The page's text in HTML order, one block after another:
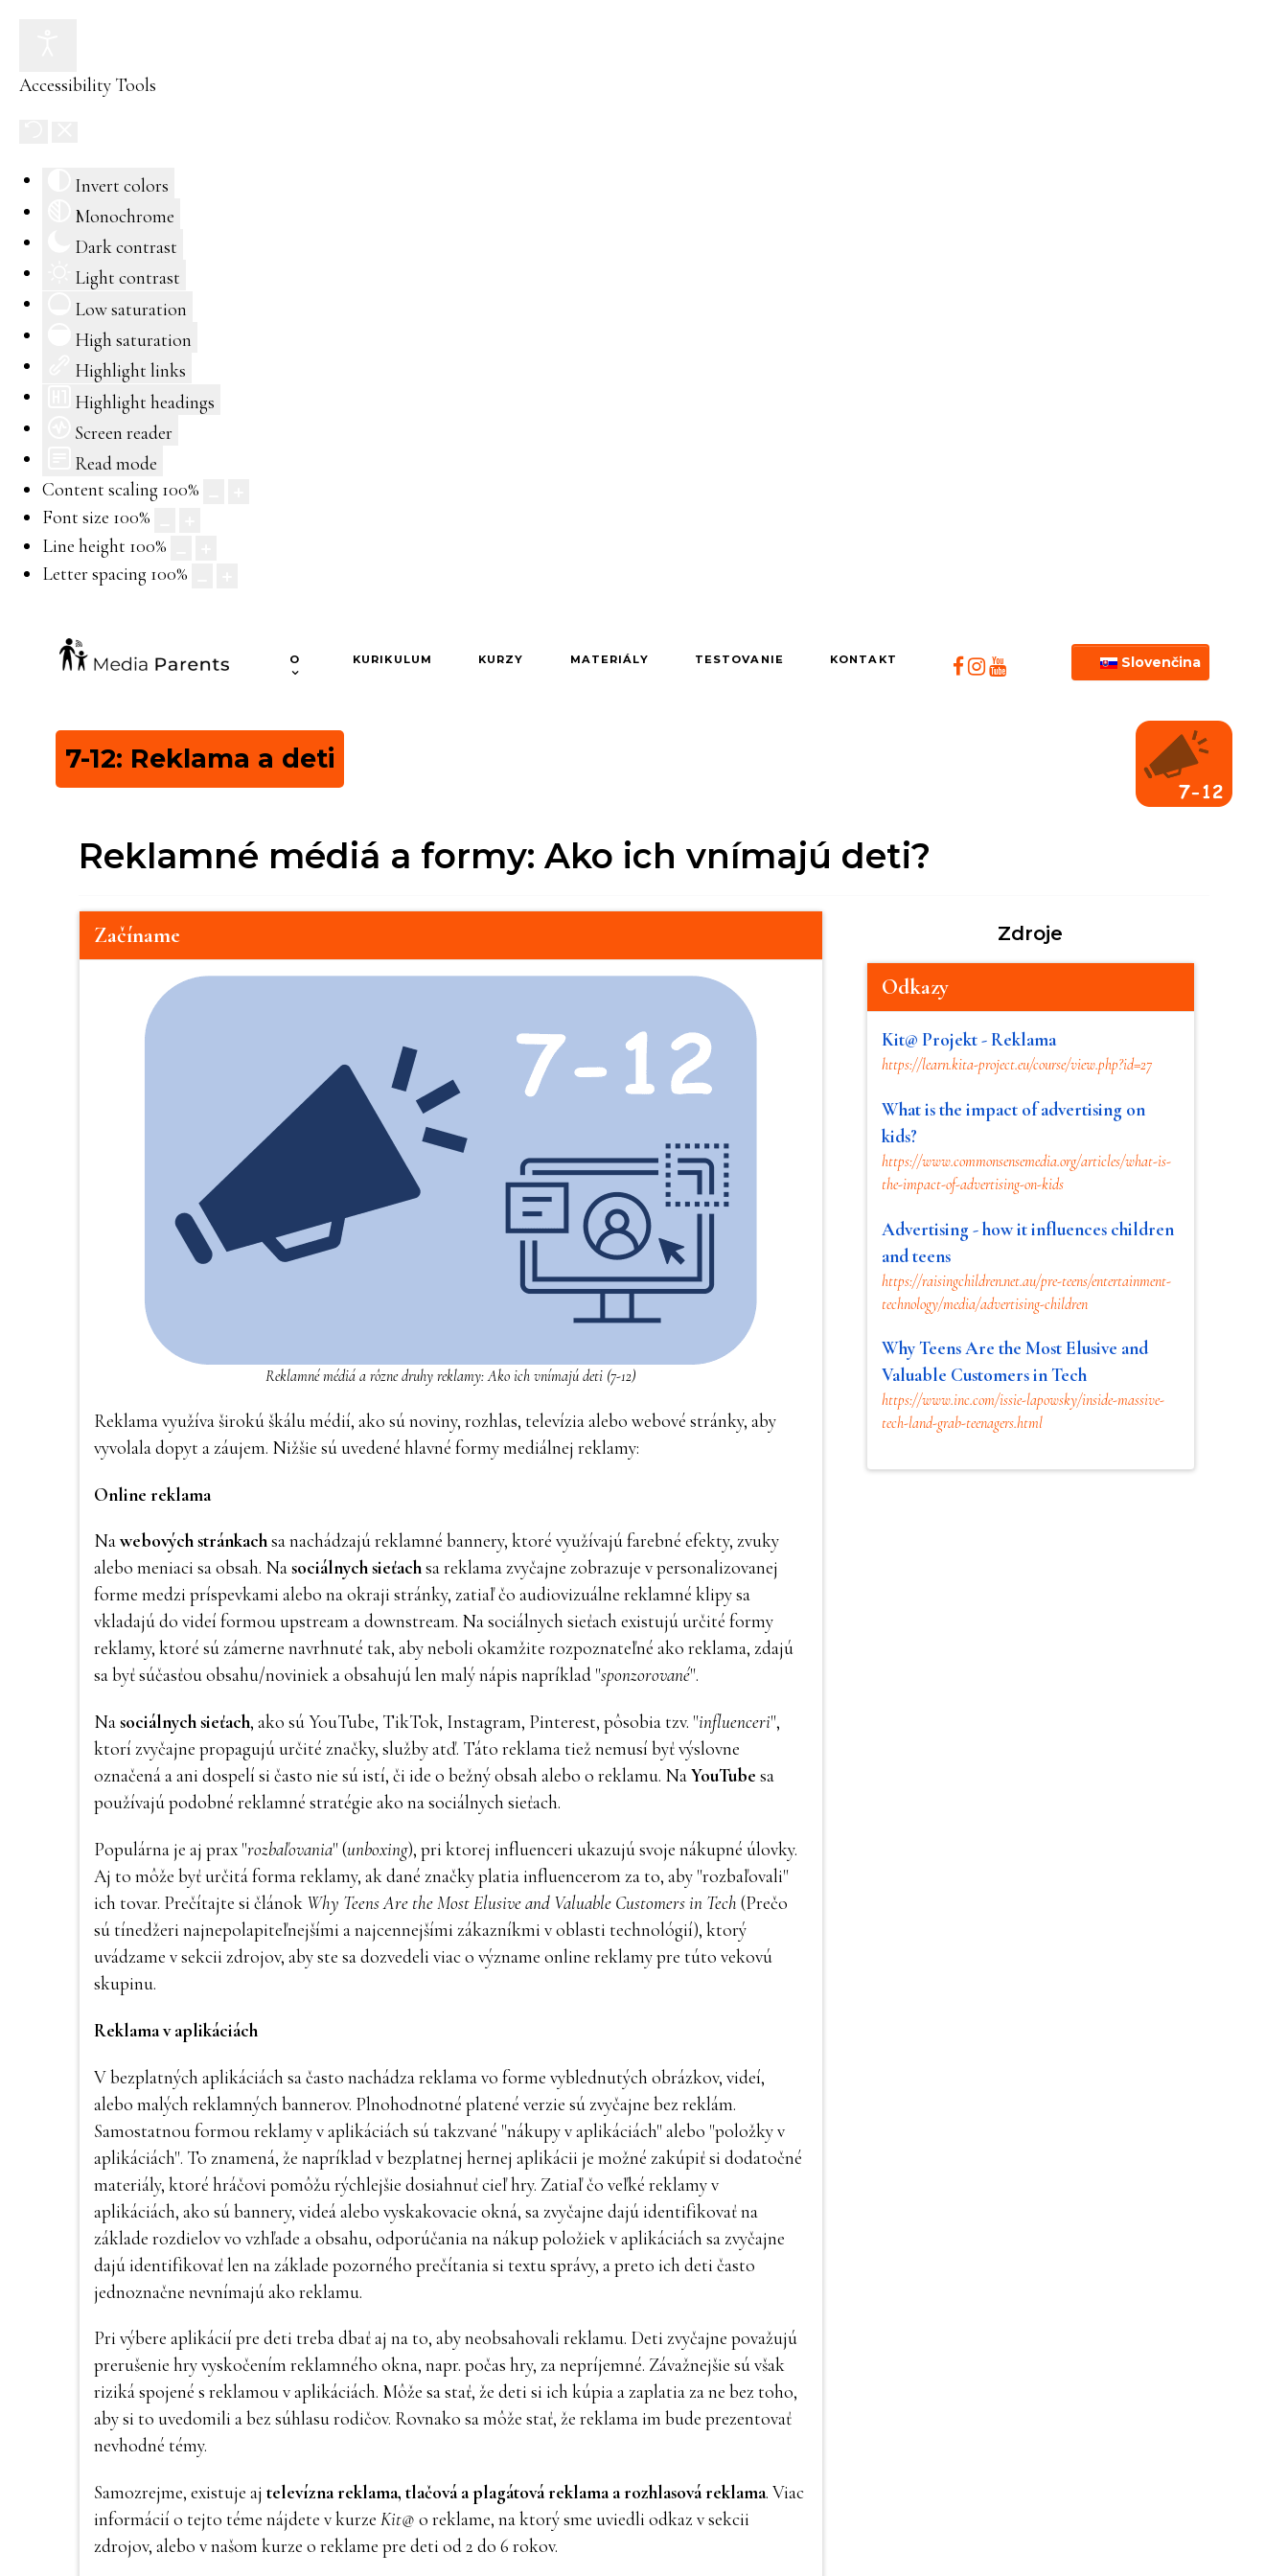
Accessibility Tools
Invert colors
Monochrome
Dark contrast
Light contrast
Low saturation
High saturation
Highlight links
Highlight headings
Screen reader
Read mode
Content scaling 100%
Font size 100%
Line height 100%
Letter spacing 100%
O KURIKULUM KURZY MATERIÁLY TESTOVANIE KONTAKT Slovenčina
7-12: Reklama a deti
Reklamné médiá a formy: Ako ich vnímajú deti?
Začíname
Reklamné médiá a rôzne druhy reklamy: Ako ich vnímajú deti (7-12)
Reklama využíva širokú škálu médií, ako sú noviny, rozhlas, televízia alebo webové stránky, aby
vyvolala dopyt a záujem. Nižšie sú uvedené hlavné formy mediálnej reklamy:
Online reklama
Nawebových stránkachsa nachádzajú reklamné bannery, ktoré využívajú farebné efekty, zvuky
alebo meniaci sa obsah. Nasociálnych sieťachsa reklama zvyčajne zobrazuje v personalizovanej
forme medzi príspevkami alebo na okraji stránky, zatiaľ čo audiovizuálne reklamné klipy sa
vkladajú do videí formou upstream a downstream. Na sociálnych sieťach existujú určité formy
reklamy, ktoré sú zámerne navrhnuté tak, aby neboli okamžite rozpoznateľné ako reklama, zdajú
sa byť súčasťou obsahu/noviniek a obsahujú len malý nápis napríklad "sponzorované".
Nasociálnych sieťach, ako sú YouTube, TikTok, Instagram, Pinterest, pôsobia tzv. "influenceri",
ktorí zvyčajne propagujú určité značky, služby atď. Táto reklama tiež nemusí byť výslovne
označená a ani dospelí si často nie sú istí, či ide o bežný obsah alebo o reklamu. NaYouTube sa
používajú podobné reklamné stratégie ako na sociálnych sieťach.
Populárna je aj prax "rozbaľovania" (unboxing), pri ktorej influenceri ukazujú svoje nákupné úlovky.
Aj to môže byť určitá forma reklamy, ak dané značky platia influencerom za to, aby "rozbaľovali"
ich tovar. Prečítajte si článok Why Teens Are the Most Elusive and Valuable Customers in Tech (Prečo
sú tínedžeri najnepolapiteľnejšími a najcennejšími zákazníkmi v oblasti technológií), ktorý
uvádzame v sekcii zdrojov, aby ste sa dozvedeli viac o význame online reklamy pre túto vekovú
skupinu.
Reklama v aplikáciách
V bezplatných aplikáciách sa často nachádza reklama vo forme vyblednutých obrázkov, videí,
alebo malých reklamných bannerov. Plnohodnotné platené verzie sú zvyčajne bez reklám.
Samostatnou formou reklamy v aplikáciách sú takzvané "nákupy v aplikáciách" alebo "položky v
aplikáciách". To znamená, že napríklad v bezplatnej hernej aplikácii je možné zakúpiť si dodatočné
materiály, ktoré hráčovi pomôžu rýchlejšie dosiahnuť cieľ hry. Zatiaľ čo veľké reklamy v
aplikáciách, ako sú bannery, videá alebo vyskakovacie okná, sa zvyčajne dajú identifikovať na
základe rozdielov vo vzhľade a obsahu, odporúčania na nákup položiek v aplikáciách sa zvyčajne
dajú identifikovať len na základe pozorného prečítania si textu správy, a preto ich deti často
jednoznačne nevnímajú ako reklamu.
Pri výbere aplikácií pre deti treba dbať aj na to, aby neobsahovali reklamu. Deti zvyčajne považujú
prerušenie hry vyskočením reklamného okna, napr. počas hry, za nepríjemné. Závažnejšie sú však
riziká spojené s reklamou v aplikáciách. Môže sa stať, že deti si ich kúpia a zaplatia za ne bez toho,
aby si to uvedomili a bez súhlasu rodičov. Rovnako sa môže stať, že reklama im bude prezentovať
nevhodné témy.
Samozrejme, existuje aj televízna reklama, tlačová a plagátová reklama a rozhlasová reklama. Viac
informácií o tejto téme nájdete v kurze Kit@ o reklame, na ktorý sme uviedli odkaz v sekcii
zdrojov, alebo v našom kurze o reklame pre deti od 2 do 6 rokov.
Zdroje
Odkazy
Kit@ Projekt - Reklama
https://learn.kita-project.eu/course/view.php?id=27
What is the impact of advertising on
kids?
https://www.commonsensemedia.org/articles/what-is-
the-impact-of-advertising-on-kids
Advertising - how it influences children
and teens
https://raisingchildren.net.au/pre-teens/entertainment-
technology/media/advertising-children
Why Teens Are the Most Elusive and
Valuable Customers in Tech
https://www.inc.com/issie-lapowsky/inside-massive-
tech-land-grab-teenagers.html